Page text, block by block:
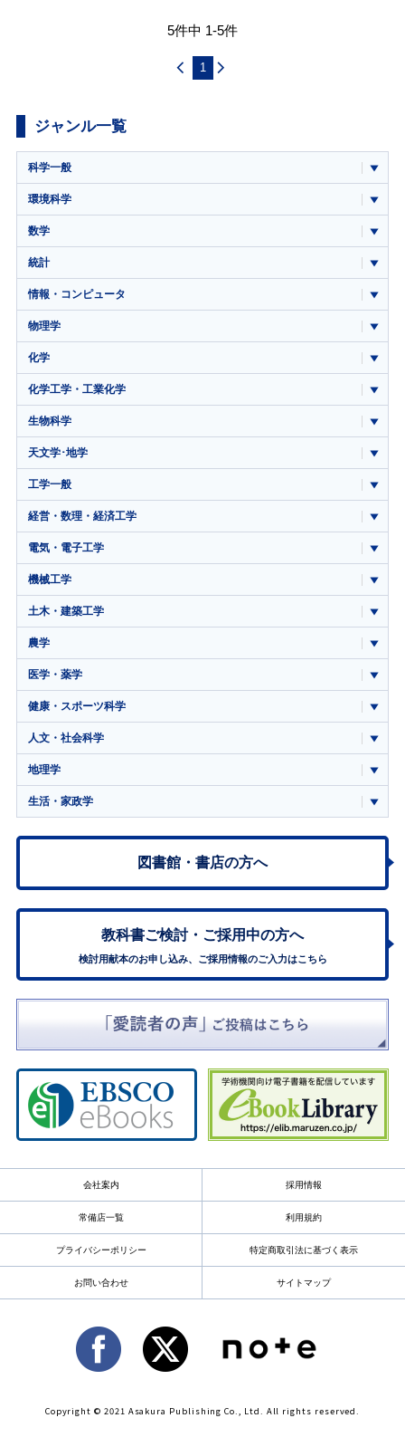
5件中 1-5件
1
ジャンル一覧
科学一般
環境科学
数学
統計
情報・コンピュータ
物理学
化学
化学工学・工業化学
生物科学
天文学･地学
工学一般
経営・数理・経済工学
電気・電子工学
機械工学
土木・建築工学
農学
医学・薬学
健康・スポーツ科学
人文・社会科学
地理学
生活・家政学
図書館・書店の方へ
教科書ご検討・ ご採用中の方へ
検討用献本のお申し込み、ご採用情報のご入力はこちら
会社案内 採用情報
常備店一覧 利用規約
プライバシーポリシー 特定商取引法に基づく表示
お問い合わせ サイトマップ
Copyright © 2021 Asakura Publishing Co., Ltd. All rights reserved.